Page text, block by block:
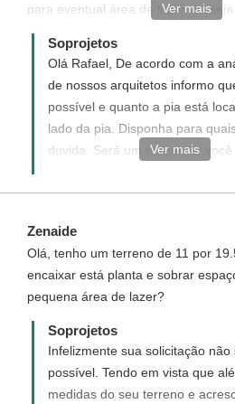
para eventual área de lazer, ou
parte frontal do lote e centralizada?
isso? e 2) Não localizei a pia no
Onde está posicionada?
Ver mais
Soprojetos
Olá Rafael, De acordo com a
de nossos arquitetos informo
possível e quanto a pia está
lado da pia. Disponha para
duvida. Será um prazer ter você
Ver mais
Zenaide
Olá, tenho um terreno de 11 por
encaixar está planta e sobrar
pequena área de lazer?
Soprojetos
Infelizmente sua solicitação não
possível. Tendo em vista que
medidas do seu terreno e